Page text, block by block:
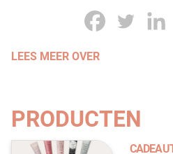
LEES MEER OVER
PRODUCTEN